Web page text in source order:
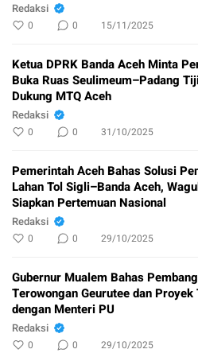
Redaksi
0 0 15/11/2025
Ketua DPRK Banda Aceh Minta
Buka Ruas Seulimeum–Padang
Dukung MTQ Aceh
Redaksi
0 0 31/10/2025
Pemerintah Aceh Bahas Solusi
Lahan Tol Sigli–Banda Aceh,
Siapkan Pertemuan Nasional
Redaksi
0 0 29/10/2025
Gubernur Mualem Bahas
Terowongan Geurutee dan Proyek
dengan Menteri PU
Redaksi
0 0 29/10/2025